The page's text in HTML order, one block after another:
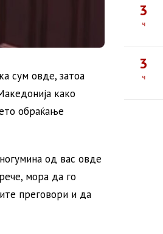
сум овде, затоа
како
обраќање
од вас овде
мора да го
преговори и да
3
ч
3
ч